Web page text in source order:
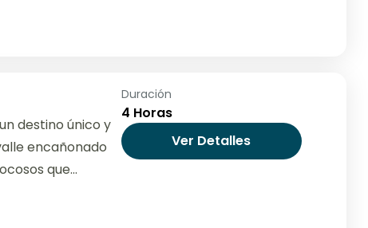
destino único y
encañonado
que
Duración
4 Horas
Ver Detalles